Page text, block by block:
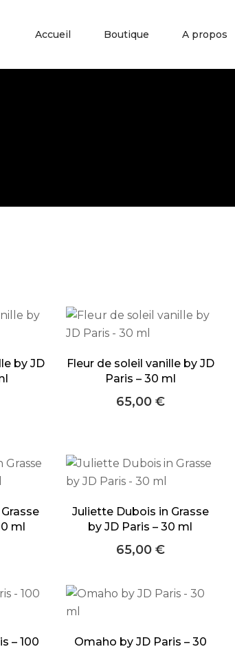
Accueil Boutique A propos
by JD
Fleur de soleil vanille by JD
Paris – 30 ml
65,00 €
ml
Juliette Dubois in Grasse
by JD Paris – 30 ml
65,00 €
– 100
Omaho by JD Paris – 30